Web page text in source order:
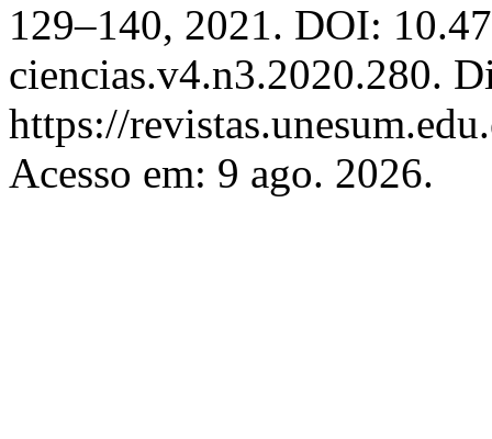
129–140, 2021. DOI:
ciencias.v4.n3.2020.280.
https://
Acesso em: 9 ago. 2026.